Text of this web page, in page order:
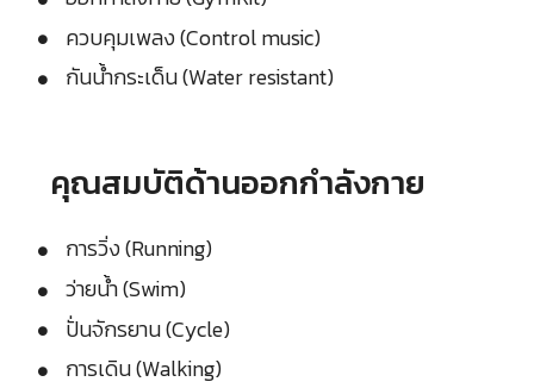
ควบคุมเพลง (Control music)
กันน้ำกระเด็น (Water resistant)
คุณสมบัติด้านออกกำลังกาย
การวิ่ง (Running)
ว่ายน้ำ (Swim)
ปั่นจักรยาน (Cycle)
การเดิน (Walking)